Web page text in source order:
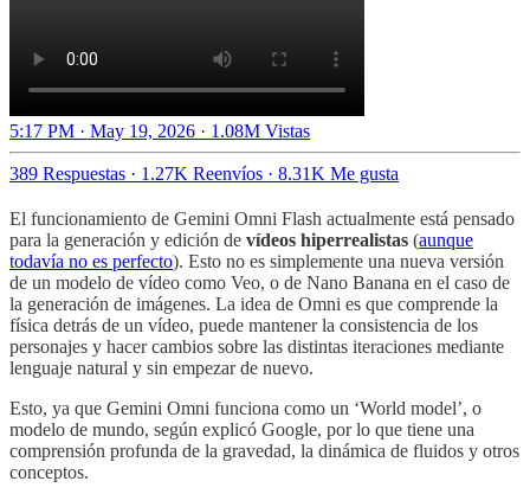
5:17 PM · May 19, 2026 · 1.08M Vistas
389 Respuestas · 1.27K Reenvíos · 8.31K Me gusta
El funcionamiento de Gemini Omni Flash actualmente está pensado
para la generación y edición de vídeos hiperrealistas (aunque
todavía no es perfecto). Esto no es simplemente una nueva versión
de un modelo de vídeo como Veo, o de Nano Banana en el caso de
la generación de imágenes. La idea de Omni es que comprende la
física detrás de un vídeo, puede mantener la consistencia de los
personajes y hacer cambios sobre las distintas iteraciones mediante
lenguaje natural y sin empezar de nuevo.
Esto, ya que Gemini Omni funciona como un ‘World model’, o
modelo de mundo, según explicó Google, por lo que tiene una
comprensión profunda de la gravedad, la dinámica de fluidos y otros
conceptos.